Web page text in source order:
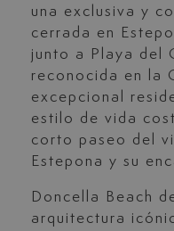
una exclusiva y
cerrada en
junto a Playa del
reconocida en la
excepcional
estilo de vida
corto paseo del
Estepona y su
Doncella Beach
arquitectura